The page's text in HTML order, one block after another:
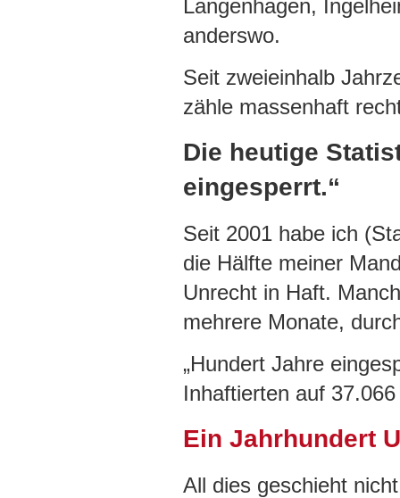
Langenhagen,
anderswo.
Seit zweieinhalb
zähle massenhaft
Die heutige
eingesperrt.“
Seit 2001 habe ich
die Hälfte meiner
Unrecht in Haft.
mehrere Monate,
„Hundert Jahre
Inhaftierten auf
Ein Jahrhundert
All dies geschieht